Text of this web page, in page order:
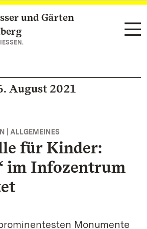
springenund Gärten
August 2021
| ALLGEMEINES
für Kinder:
im Infozentrum
Monumente